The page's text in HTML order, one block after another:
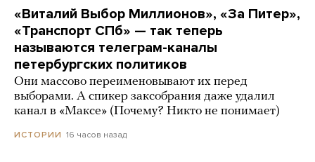
«Виталий Выбор Миллионов», «За Питер»,
«Транспорт СПб» — так теперь
называются телеграм-каналы
петербургских политиков
Они массово переименовывают их перед
выборами. А спикер заксобрания даже удалил
канал в «Максе» (Почему? Никто не понимает)
ИСТОРИИ 16 часов назад